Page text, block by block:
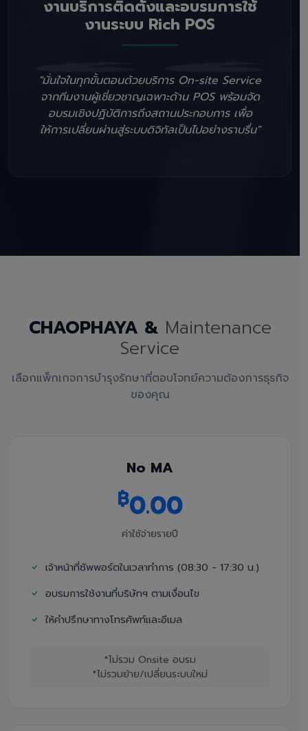
งานบริการติดตั้งและอบรมการใช้
งานระบบ Rich POS
"มั่นใจในทุกขั้นตอนด้วยบริการ On-site Service
จากทีมงานผู้เชี่ยวชาญเฉพาะด้าน POS พร้อมจัด
อบรมเชิงปฏิบัติการถึงสถานประกอบการ เพื่อ
ให้การเปลี่ยนผ่านสู่ระบบดิจิทัลเป็นไปอย่างราบรื่น"
CHAOPHAYA & Maintenance
Service
เลือกแพ็กเกจการบำรุงรักษาที่ตอบโจทย์ความต้องการธุรกิจ
ของคุณ
No MA
฿0.00
ค่าใช้จ่ายรายปี
เจ้าหน้าที่ซัพพอร์ตในเวลาทำการ (08:30 - 17:30 น.)
อบรมการใช้งานที่บริษัทฯ ตามเงื่อนไข
ให้คำปรึกษาทางโทรศัพท์และอีเมล
*ไม่รวม Onsite อบรม
*ไม่รวมย้าย/เปลี่ยนระบบใหม่